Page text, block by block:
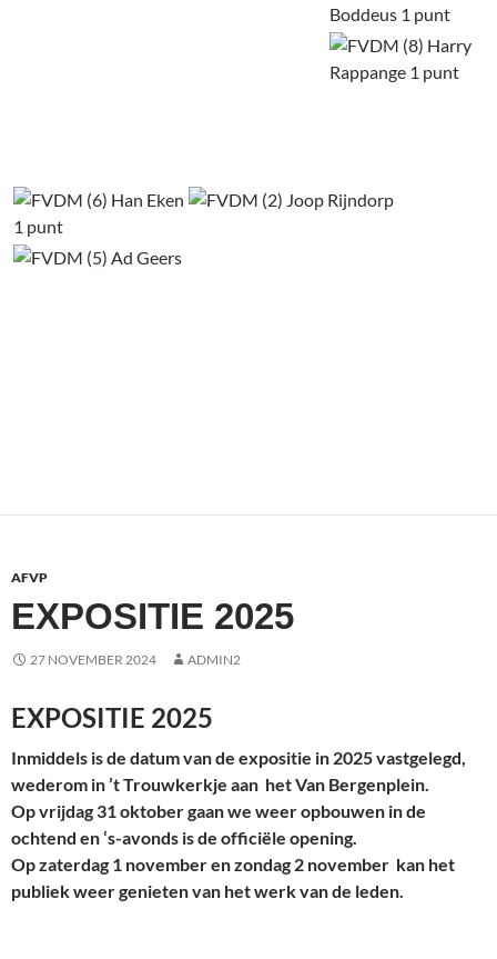
AFVP
EXPOSITIE 2025
27 NOVEMBER 2024 ADMIN2
EXPOSITIE 2025
Inmiddels is de datum van de expositie in 2025 vastgelegd,
wederom in ’t Trouwkerkje aan het Van Bergenplein.
Op vrijdag 31 oktober gaan we weer opbouwen in de
ochtend en ‘s-avonds is de officiële opening.
Op zaterdag 1 november en zondag 2 november kan het
publiek weer genieten van het werk van de leden.